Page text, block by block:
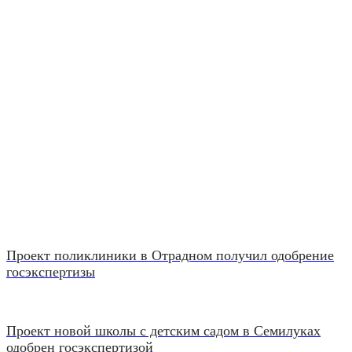
Проект поликлиники в Отрадном получил одобрение
госэкспертизы
Проект новой школы с детским садом в Семилуках
одобрен госэкспертизой